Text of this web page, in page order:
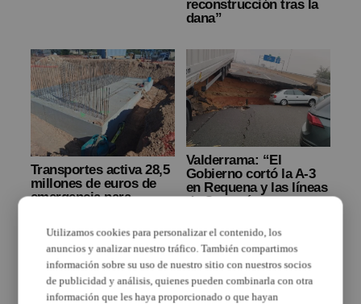
reconstrucción tras la
dana”
Transportes activa 28,5
millones de euros de
emergencia para
en la C-3 entre Aldaia y
Buñol y recuperar la
circulación tras la
DANA
Valderrama: “El
Gobierno cortó la A-3
en Requena y las líneas
de Cercanías
cortó la circulación en
la autovía en Chiva, ni
en el bypass, ni en la
pista de Silla, pese a
ser su competencia”
Utilizamos cookies para personalizar el contenido, los
anuncios y analizar nuestro tráfico. También compartimos
información sobre su uso de nuestro sitio con nuestros socios
de publicidad y análisis, quienes pueden combinarla con otra
información que les haya proporcionado o que hayan